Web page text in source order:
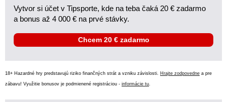
Vytvor si účet v Tipsporte, kde na teba čaká 20 € zadarmo
a bonus až 4 000 € na prvé stávky.
Chcem 20 € zadarmo
18+ Hazardné hry predstavujú riziko finančných strát a vzniku závislosti. Hrajte zodpovedne a pre
zábavu! Využitie bonusov je podmienené registráciou - informácie tu